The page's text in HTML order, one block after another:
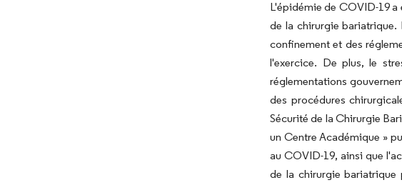
L'épidémie de COVID-19 a
de la chirurgie bariatrique.
confinement et des
l'exercice. De plus, le
réglementations
des procédures
Sécurité de la Chirurgie
un Centre Académique »
au COVID-19, ainsi que
de la chirurgie bariatrique